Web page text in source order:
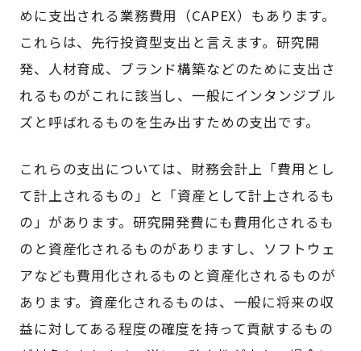
めに支出される業務費用（CAPEX）もあります。
これらは、先行投資型支出と言えます。研究開
発、人材育成、ブランド構築などのために支出さ
れるものがこれに該当し、一般にインタンジブル
ズと呼ばれるものを生み出すための支出です。
これらの支出については、財務会計上「費用とし
て計上されるもの」と「資産として計上されるも
の」があります。研究開発費にも費用化されるも
のと資産化されるものがありますし、ソフトウェ
アなども費用化されるものと資産化されるものが
あります。資産化されるものは、一般に将来の収
益に対してある程度の確度を持って貢献するもの